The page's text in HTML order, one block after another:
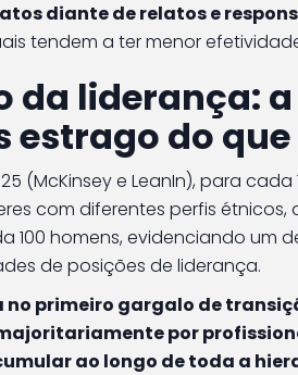
diante de relatos e
tendem a ter menor
da liderança:
estrago do
(McKinsey e LeanIn), para
com diferentes perfis
100 homens, evidenciando um
de posições de liderança.
primeiro gargalo de
por
ao longo de toda a